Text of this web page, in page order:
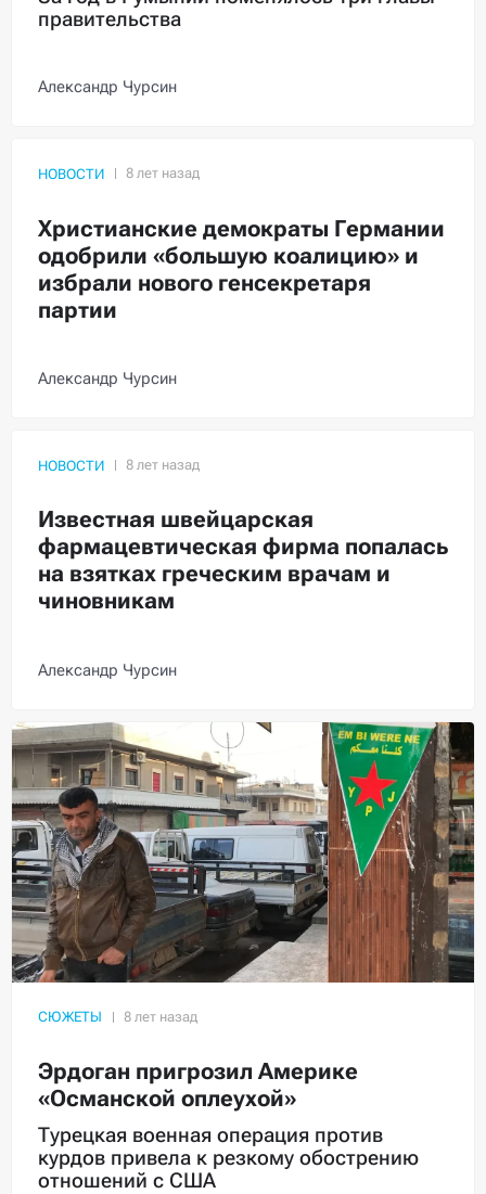
правительства
Александр Чурсин
НОВОСТИ
Христианские демократы Германии
одобрили «большую коалицию» и
избрали нового генсекретаря
партии
Александр Чурсин
НОВОСТИ
Известная швейцарская
фармацевтическая фирма попалась
на взятках греческим врачам и
чиновникам
Александр Чурсин
СЮЖЕТЫ
Эрдоган пригрозил Америке
«Османской оплеухой»
Турецкая военная операция против
курдов привела к резкому обострению
отношений с США